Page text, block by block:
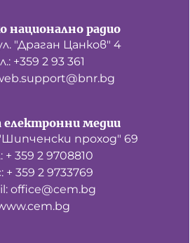
национално радио
"Драган Цанков" 4
+359 2 93 361
електронни медии
проход" 69
+ 359 2 9708810
+ 359 2 9733769
office@cem.bg